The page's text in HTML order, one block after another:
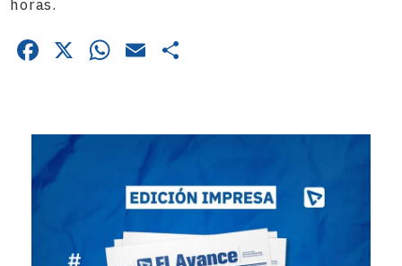
horas.
Facebook
X WhatsApp
Email